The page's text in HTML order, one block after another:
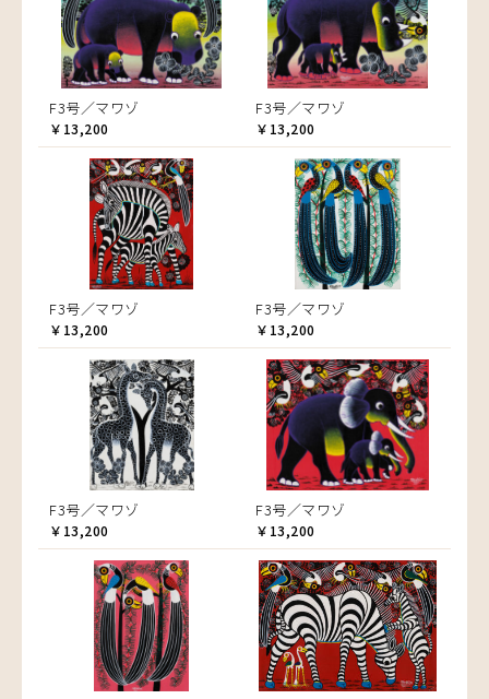
F3号／マワゾ
￥13,200
F3号／マワゾ
￥13,200
F3号／マワゾ
￥13,200
F3号／マワゾ
￥13,200
F3号／マワゾ
￥13,200
F3号／マワゾ
￥13,200